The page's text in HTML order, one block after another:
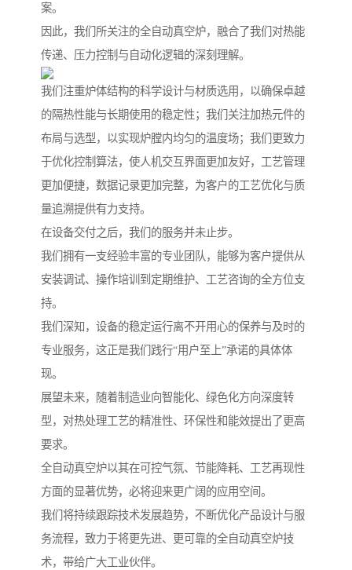
案。
因此，我们所关注的全自动真空炉，融合了我们对热能
传递、压力控制与自动化逻辑的深刻理解。
我们注重炉体结构的科学设计与材质选用，以确保卓越
的隔热性能与长期使用的稳定性；我们关注加热元件的
布局与选型，以实现炉膛内均匀的温度场；我们更致力
于优化控制算法，使人机交互界面更加友好，工艺管理
更加便捷，数据记录更加完整，为客户的工艺优化与质
量追溯提供有力支持。
在设备交付之后，我们的服务并未止步。
我们拥有一支经验丰富的专业团队，能够为客户提供从
安装调试、操作培训到定期维护、工艺咨询的全方位支
持。
我们深知，设备的稳定运行离不开用心的保养与及时的
专业服务，这正是我们践行“用户至上”承诺的具体体
现。
展望未来，随着制造业向智能化、绿色化方向深度转
型，对热处理工艺的精准性、环保性和能效提出了更高
要求。
全自动真空炉以其在可控气氛、节能降耗、工艺再现性
方面的显著优势，必将迎来更广阔的应用空间。
我们将持续跟踪技术发展趋势，不断优化产品设计与服
务流程，致力于将更先进、更可靠的全自动真空炉技
术，带给广大工业伙伴。